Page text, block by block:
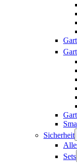
Sicherheit
Sets